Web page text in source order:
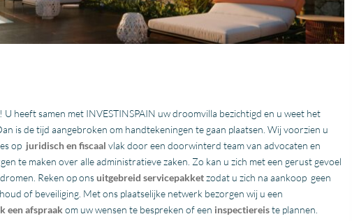
U heeft samen met INVESTINSPAIN uw droomvilla bezichtigd en u weet het
is de tijd aangebroken om handtekeningen te gaan plaatsen. Wij voorzien u
op juridisch en fiscaal vlak door een doorwinterd team van advocaten en
te maken over alle administratieve zaken. Zo kan u zich met een gerust gevoel
Reken op onsuitgebreid servicepakketzodat u zich na aankoop geen
of beveiliging. Met ons plaatselijke netwerk bezorgen wij u een
een afspraakom uw wensen te bespreken of een inspectiereiste plannen.
Fantastische service en
begeleiding
Zeer goede service en
uitstekende samenwerking.
Er werd echt de tijd
genomen om mijn wensen
in kaart te brengen. Dankzij
Stijn, mijn
Lees verder
Fien
28 April
2026
TOP BEDRIJF ISS
Wij hebben in Estepona
een nieuwbouw
appartement gekocht
zijn geholpen door
en makelaar Stijn vd
van IIS, zij zijn zeer
gedreven en eerlijke
Lees verder
Rene
28 April
2026